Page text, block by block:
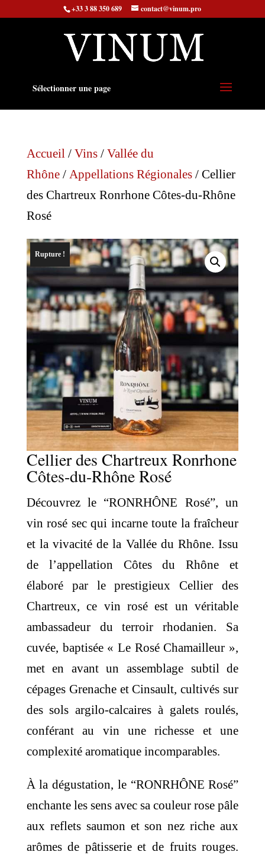
+33 3 88 350 689 contact@vinum.pro
Sélectionner une page
Accueil/ Vins/ Vallée du
Rhône/ Appellations Régionales/ Cellier
des Chartreux Ronrhone Côtes-du-Rhône
Rosé
Rupture !
Cellier des Chartreux Ronrhone
Côtes-du-Rhône Rosé
Découvrez le “RONRHÔNE Rosé”, un
vin rosé sec qui incarne toute la fraîcheur
et la vivacité de la Vallée du Rhône. Issu
de l’appellation Côtes du Rhône et
élaboré par le prestigieux Cellier des
Chartreux, ce vin rosé est un véritable
ambassadeur du terroir rhodanien. Sa
cuvée, baptisée « Le Rosé Chamailleur »,
met en avant un assemblage subtil de
cépages Grenache et Cinsault, cultivés sur
des sols argilo-calcaires à galets roulés,
conférant au vin une richesse et une
complexité aromatique incomparables.
À la dégustation, le “RONRHÔNE Rosé”
enchante les sens avec sa couleur rose pâle
aux reflets saumon et son nez riche aux
arômes de pâtisserie et de fruits rouges.